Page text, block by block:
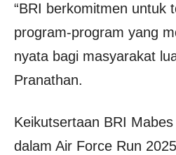
“BRI berkomitmen untuk
program-program yang
nyata bagi masyarakat
Pranathan.
Keikutsertaan BRI
dalam Air Force Run